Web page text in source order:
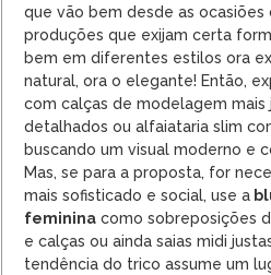
que vão bem desde as ocasiões
produções que exijam certa
bem em diferentes estilos ora
natural, ora o elegante! Então,
com calças de modelagem mais
detalhados ou alfaiataria slim
buscando um visual moderno e
Mas, se para a proposta, for
mais sofisticado e social, use a
feminina como sobreposições
e calças ou ainda saias midi
tendência do trico assume um